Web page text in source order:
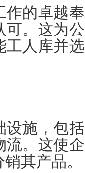
作的卓越
可。这为
工人库并
设施，包
流。这使
其产品。